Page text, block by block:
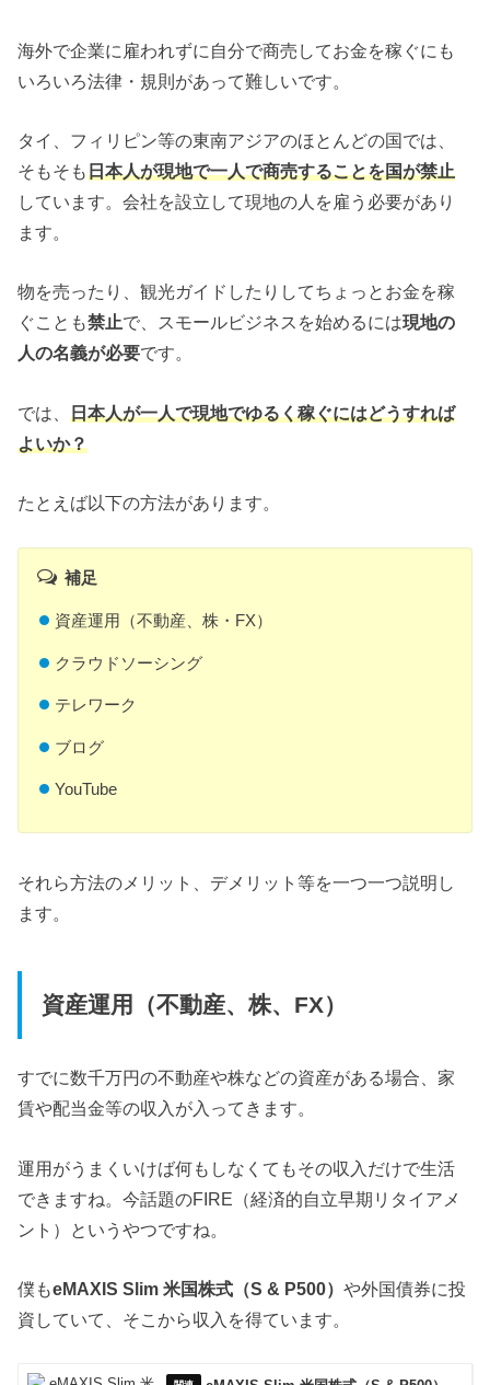
海外で企業に雇われずに自分で商売してお金を稼ぐにも
いろいろ法律・規則があって難しいです。
タイ、フィリピン等の東南アジアのほとんどの国では、
そもそも日本人が現地で一人で商売することを国が禁止
しています。会社を設立して現地の人を雇う必要があり
ます。
物を売ったり、観光ガイドしたりしてちょっとお金を稼
ぐことも禁止で、スモールビジネスを始めるには現地の
人の名義が必要です。
では、日本人が一人で現地でゆるく稼ぐにはどうすれば
よいか？
たとえば以下の方法があります。
補足
資産運用（不動産、株・FX）
クラウドソーシング
テレワーク
ブログ
YouTube
それら方法のメリット、デメリット等を一つ一つ説明し
ます。
資産運用（不動産、株、FX）
すでに数千万円の不動産や株などの資産がある場合、家
賃や配当金等の収入が入ってきます。
運用がうまくいけば何もしなくてもその収入だけで生活
できますね。今話題のFIRE（経済的自立早期リタイアメ
ント）というやつですね。
僕もeMAXIS Slim 米国株式（S & P500）や外国債券に投
資していて、そこから収入を得ています。